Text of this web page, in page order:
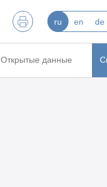
ru en de
Открытые данные